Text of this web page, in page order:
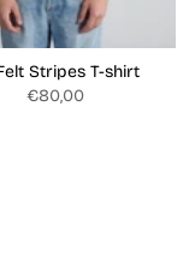
Stripes T-shirt
€80,00